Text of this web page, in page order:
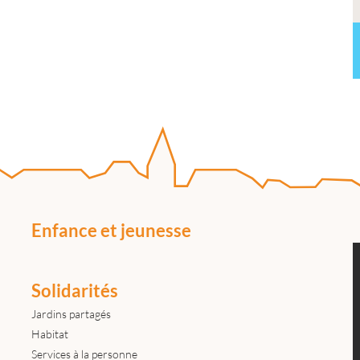
Enfance et jeunesse
Solidarités
Jardins partagés
Habitat
Services à la personne